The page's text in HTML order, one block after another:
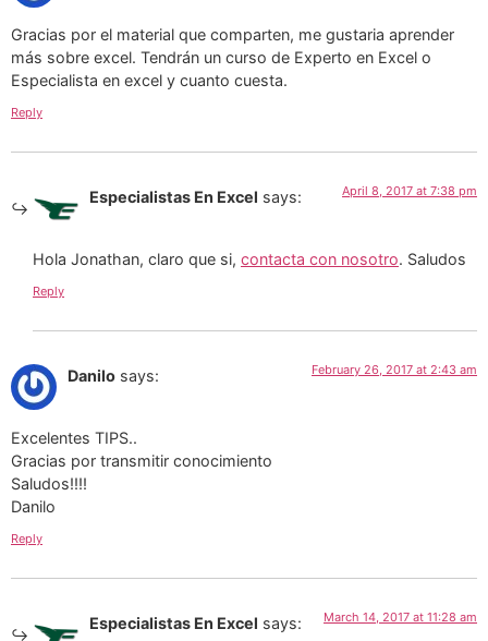
Gracias por el material que comparten, me gustaria aprender
más sobre excel. Tendrán un curso de Experto en Excel o
Especialista en excel y cuanto cuesta.
Reply
Especialistas En Excel says: April 8, 2017 at 7:38 pm
Hola Jonathan, claro que si, contacta con nosotro. Saludos
Reply
Danilo says: February 26, 2017 at 2:43 am
Excelentes TIPS..
Gracias por transmitir conocimiento
Saludos!!!!
Danilo
Reply
Especialistas En Excel says: March 14, 2017 at 11:28 am